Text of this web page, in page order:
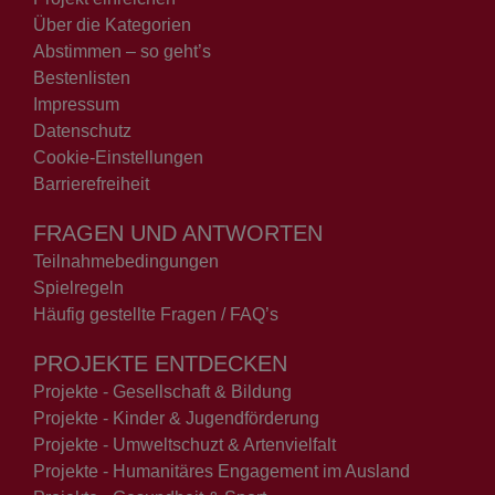
Über die Kategorien
Abstimmen – so geht’s
Bestenlisten
Impressum
Datenschutz
Cookie-Einstellungen
Barrierefreiheit
FRAGEN UND ANTWORTEN
Teilnahmebedingungen
Spielregeln
Häufig gestellte Fragen / FAQ’s
PROJEKTE ENTDECKEN
Projekte - Gesellschaft & Bildung
Projekte - Kinder & Jugendförderung
Projekte - Umweltschuzt & Artenvielfalt
Projekte - Humanitäres Engagement im Ausland